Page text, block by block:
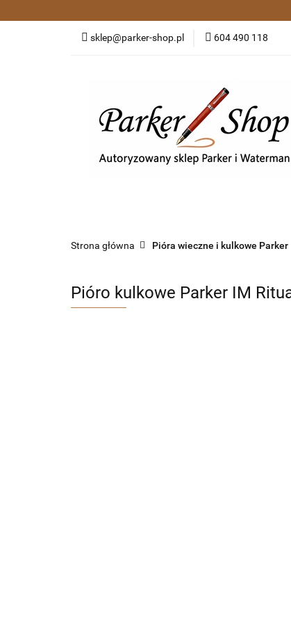
sklep@parker-shop.pl 604 490 118
Kategorie
Strona główna Pióra wieczne i kulkowe Parker
Pióro kulkowe Parker IM